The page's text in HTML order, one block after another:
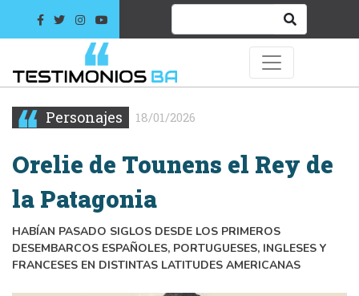
Personajes 18/01/2026
Orelie de Tounens el Rey de
la Patagonia
HABÍAN PASADO SIGLOS DESDE LOS PRIMEROS
DESEMBARCOS ESPAÑOLES, PORTUGUESES, INGLESES Y
FRANCESES EN DISTINTAS LATITUDES AMERICANAS